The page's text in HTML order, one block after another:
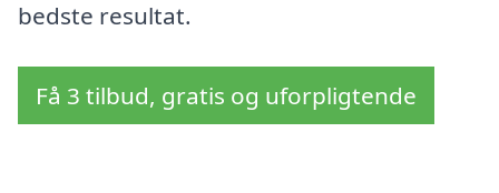
bedste resultat.
Få 3 tilbud, gratis og uforpligtende